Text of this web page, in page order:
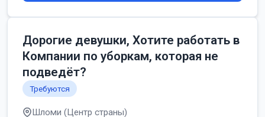
Дорогие девушки, Хотите работать в
Компании по уборкам, которая не
подведёт?
Требуются
Шломи (Центр страны)